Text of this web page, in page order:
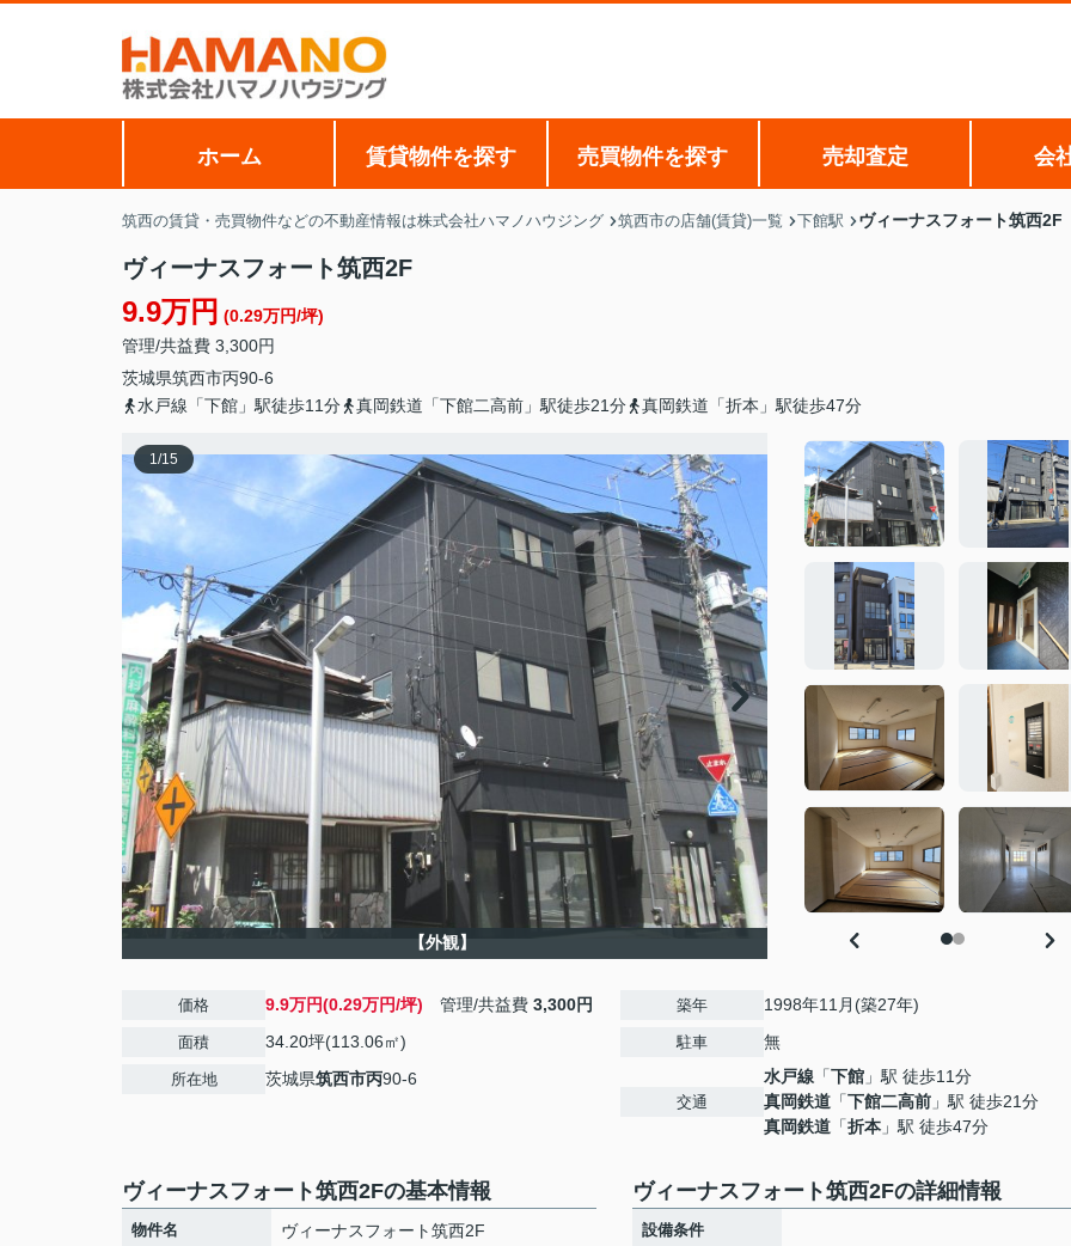
ホーム 賃貸物件を探す 売買物件を探す 売却査定 会
筑西の賃貸・売買物件などの不動産情報は株式会社ハマノハウジング 筑西市の店舗(賃貸)一覧 下館駅 ヴィーナスフォート筑西2F
ヴィーナスフォート筑西2F
9.9万円 (0.29万円/坪)
管理/共益費 3,300円
茨城県筑西市丙90-6
水戸線「下館」駅徒歩11分
真岡鉄道「下館二高前」駅徒歩21分 真岡鉄道「折本」駅徒歩47分
1/15
【外観】
価格 9.9万円(0.29万円/坪) 管理/共益費 3,300円
面積 34.20坪(113.06㎡)
所在地 茨城県筑西市丙90-6
築年 1998年11月(築27年)
駐車 無
交通
水戸線 「下館 」駅 徒歩11分
真岡鉄道 「下館二高前 」駅 徒歩21分
真岡鉄道 「折本 」駅 徒歩47分
ヴィーナスフォート筑西2Fの基本情報
物件名 ヴィーナスフォート筑西2F
ヴィーナスフォート筑西2Fの詳細情報
設備条件